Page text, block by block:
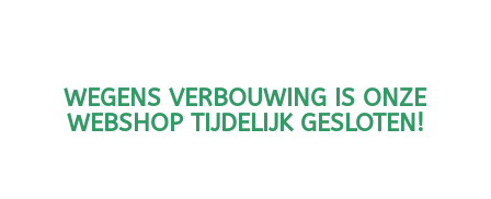
WEGENS VERBOUWING IS ONZE
WEBSHOP TIJDELIJK GESLOTEN!